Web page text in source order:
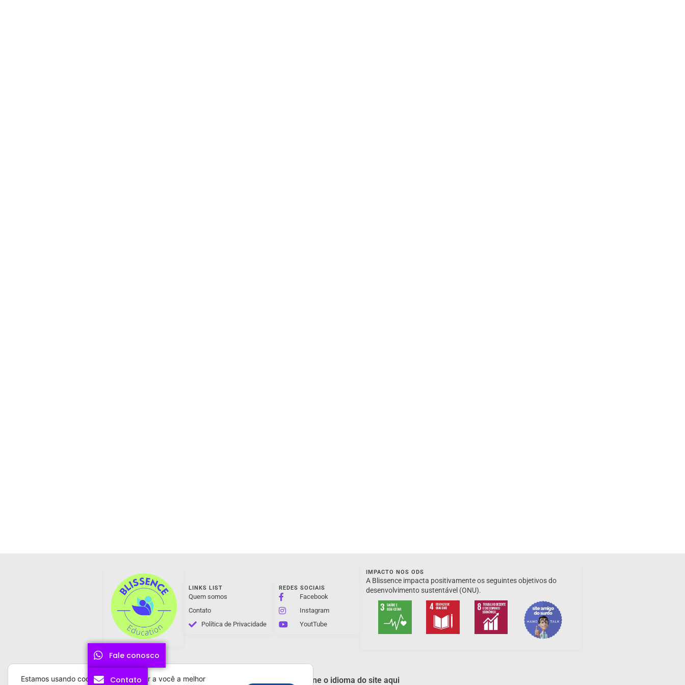
LINKS LIST
Quem somos
Contato
Política de Privacidade
REDES SOCIAIS
Facebook
Instagram
YoutTube
IMPACTO NOS ODS
A Blissence impacta positivamente os seguintes objetivos do
desenvolvimento sustentável (ONU).
Selecione o idioma do site aqui
Estamos usando cookies para oferecer a você a melhor
Fale conosco
Contato